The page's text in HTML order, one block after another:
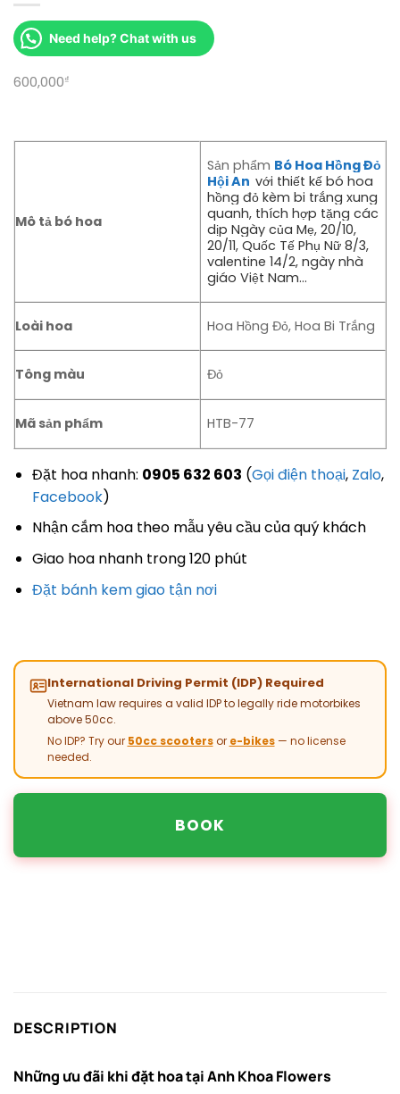
Need help? Chat with us
600,000₫
Mô tả bó hoa
Sản phẩm Bó Hoa Hồng Đỏ
Hội An với thiết kế bó hoa
hồng đỏ kèm bi trắng xung
quanh, thích hợp tặng các
dịp Ngày của Mẹ, 20/10,
20/11, Quốc Tế Phụ Nữ 8/3,
valentine 14/2, ngày nhà
giáo Việt Nam…
Loài hoa Hoa Hồng Đỏ, Hoa Bi Trắng
Tông màu Đỏ
Mã sản phẩm HTB-77
Đặt hoa nhanh: 0905 632 603 (Gọi điện thoại, Zalo,
Facebook)
Nhận cắm hoa theo mẫu yêu cầu của quý khách
Giao hoa nhanh trong 120 phút
Đặt bánh kem giao tận nơi
International Driving Permit (IDP) Required
Vietnam law requires a valid IDP to legally ride motorbikes
above 50cc.
No IDP? Try our 50cc scootersor e-bikes— no license
needed.
BOOK
DESCRIPTION
Những ưu đãi khi đặt hoa tạiAnh Khoa Flowers